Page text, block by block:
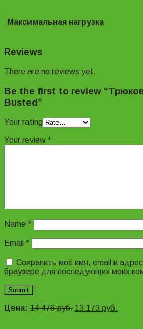
Максимальная нагрузка
Reviews
There are no reviews yet.
Be the first to review
Busted”
Your rating
Your review *
Name *
Email *
Сохранить моё имя, email и
браузере для последующих моих
Цена: 14 476руб. 13 173 руб.